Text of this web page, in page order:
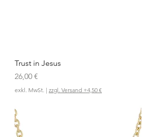
Trust in Jesus
Preis
26,00 €
exkl. MwSt. | zzgl. Versand +4,50 €